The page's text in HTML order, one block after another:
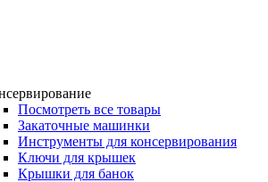
Посмотреть все товары
Закаточные машинки
Инструменты для консервирования
Ключи для крышек
Крышки для банок